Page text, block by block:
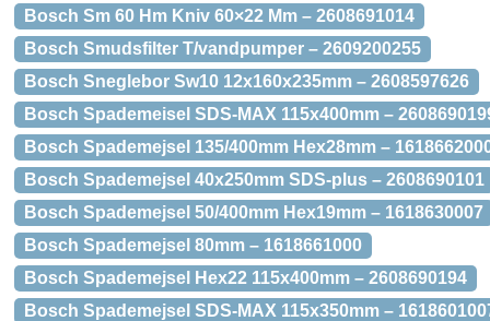
Bosch Sm 60 Hm Kniv 60×22 Mm – 2608691014
Bosch Smudsfilter T/vandpumper – 2609200255
Bosch Sneglebor Sw10 12x160x235mm – 2608597626
Bosch Spademeisel SDS-MAX 115x400mm –
Bosch Spademejsel 135/400mm Hex28mm –
Bosch Spademejsel 40x250mm SDS-plus – 2608690101
Bosch Spademejsel 50/400mm Hex19mm – 1618630007
Bosch Spademejsel 80mm – 1618661000
Bosch Spademejsel Hex22 115x400mm – 2608690194
Bosch Spademejsel SDS-MAX 115x350mm –